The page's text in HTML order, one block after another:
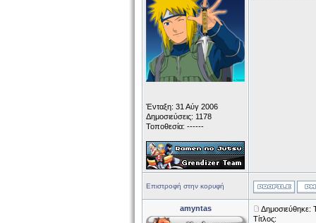
Ένταξη: 31 Αύγ 2006
Δημοσιεύσεις: 1178
Τοποθεσία: ------
Επιστροφή στην κορυφή
amyntas
Δημοσιεύθηκε:
Τίτλος: